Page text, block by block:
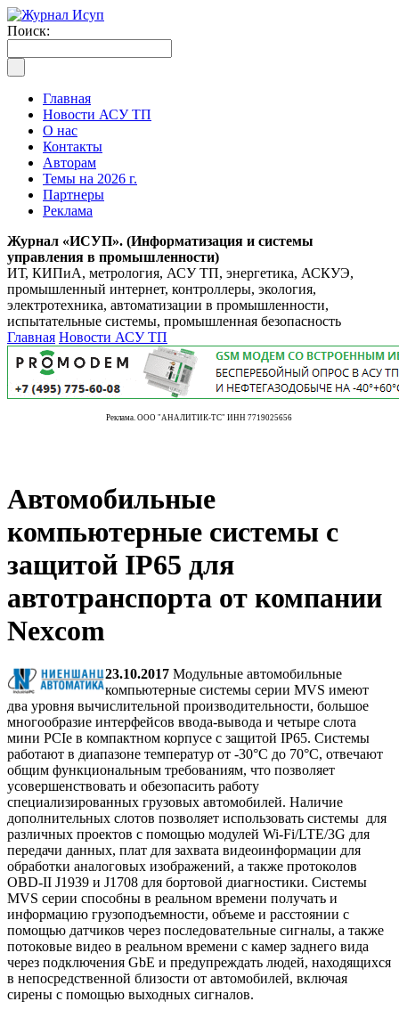
Поиск:
Главная
Новости АСУ ТП
О нас
Контакты
Авторам
Темы на 2026 г.
Партнеры
Реклама
Журнал «ИСУП». (Информатизация и системы
управления в промышленности)
ИТ, КИПиА, метрология, АСУ ТП, энергетика, АСКУЭ,
промышленный интернет, контроллеры, экология,
электротехника, автоматизации в промышленности,
испытательные системы, промышленная безопасность
Главная Новости АСУ ТП
Реклама. ООО "АНАЛИТИК-ТС" ИНН 7719025656
Автомобильные
компьютерные системы с
защитой IP65 для
автотранспорта от компании
Nexcom
23.10.2017 Модульные автомобильные
компьютерные системы серии MVS имеют
два уровня вычислительной производительности, большое
многообразие интерфейсов ввода-вывода и четыре слота
мини PCIe в компактном корпусе с защитой IP65. Системы
работают в диапазоне температур от -30°C до 70°C, отвечают
общим функциональным требованиям, что позволяет
усовершенствовать и обезопасить работу
специализированных грузовых автомобилей. Наличие
дополнительных слотов позволяет использовать системы для
различных проектов с помощью модулей Wi-Fi/LTE/3G для
передачи данных, плат для захвата видеоинформации для
обработки аналоговых изображений, а также протоколов
OBD-II J1939 и J1708 для бортовой диагностики. Системы
MVS серии способны в реальном времени получать и
информацию грузоподъемности, объеме и расстоянии с
помощью датчиков через последовательные сигналы, а также
потоковые видео в реальном времени с камер заднего вида
через подключения GbE и предупреждать людей, находящихся
в непосредственной близости от автомобилей, включая
сирены с помощью выходных сигналов.